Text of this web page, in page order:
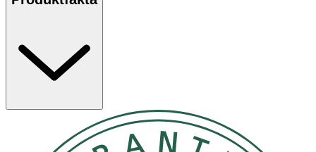
Innehåller även hampaförolja som har fina anti-age
egenskaper. Fukten i produkten kommer från rosvatten.
och applicera på nytvättat ansikte varje morgon och kväll.
Kan användas individuellt eller under en kräm. Kan
användas runt ögonen.